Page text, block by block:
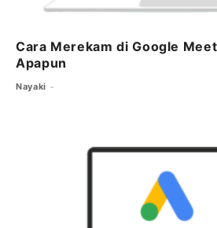
Cara Merekam di Google
Apapun
Nayaki